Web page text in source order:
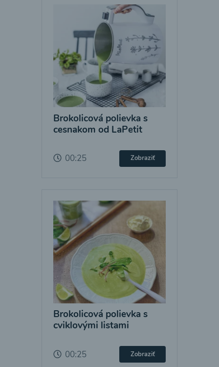
Brokolicová polievka s
cesnakom od LaPetit
00:25 Zobraziť
Brokolicová polievka s
cviklovými listami
00:25 Zobraziť